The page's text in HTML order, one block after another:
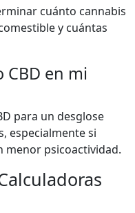
cuánto cannabis
y cuántas
CBD en mi
para un desglose
especialmente si
menor psicoactividad.